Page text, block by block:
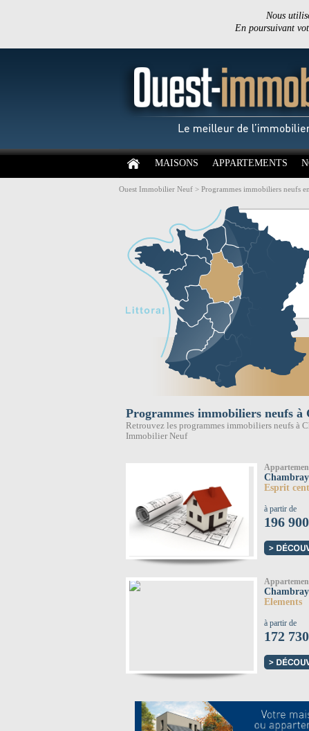
Nous
En poursuivant
MAISONS APPARTEMENTS
Ouest Immobilier Neuf > Programmes immobiliers neufs
Programmes immobiliers neufs à
Retrouvez les programmes immobiliers neufs à
Immobilier Neuf
Esprit
à partir de
196
Elements
à partir de
172